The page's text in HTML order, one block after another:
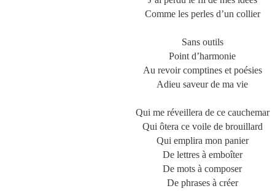
Comme les perles d’un collier
Sans outils
Point d’harmonie
Au revoir comptines et poésies
Adieu saveur de ma vie
Qui me réveillera de ce cauchemar
Qui ôtera ce voile de brouillard
Qui emplira mon panier
De lettres à emboîter
De mots à composer
De phrases à créer